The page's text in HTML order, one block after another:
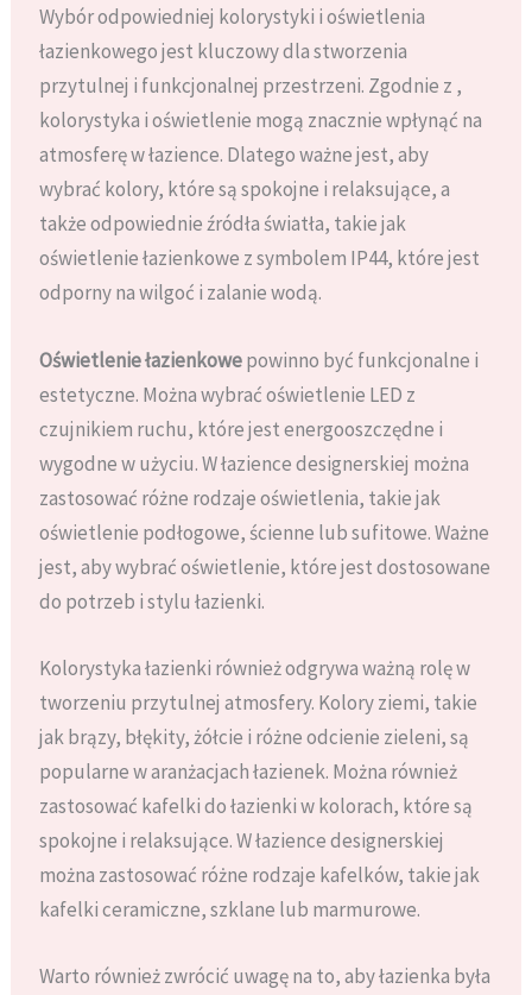
Wybór odpowiedniej kolorystyki i oświetlenia
łazienkowego jest kluczowy dla stworzenia
przytulnej i funkcjonalnej przestrzeni. Zgodnie z ,
kolorystyka i oświetlenie mogą znacznie wpłynąć na
atmosferę w łazience. Dlatego ważne jest, aby
wybrać kolory, które są spokojne i relaksujące, a
także odpowiednie źródła światła, takie jak
oświetlenie łazienkowe z symbolem IP44, które jest
odporny na wilgoć i zalanie wodą.
Oświetlenie łazienkowepowinno być funkcjonalne i
estetyczne. Można wybrać oświetlenie LED z
czujnikiem ruchu, które jest energooszczędne i
wygodne w użyciu. W łazience designerskiej można
zastosować różne rodzaje oświetlenia, takie jak
oświetlenie podłogowe, ścienne lub sufitowe. Ważne
jest, aby wybrać oświetlenie, które jest dostosowane
do potrzeb i stylu łazienki.
Kolorystyka łazienki również odgrywa ważną rolę w
tworzeniu przytulnej atmosfery. Kolory ziemi, takie
jak brązy, błękity, żółcie i różne odcienie zieleni, są
popularne w aranżacjach łazienek. Można również
zastosować kafelki do łazienki w kolorach, które są
spokojne i relaksujące. W łazience designerskiej
można zastosować różne rodzaje kafelków, takie jak
kafelki ceramiczne, szklane lub marmurowe.
Warto również zwrócić uwagę na to, aby łazienka była